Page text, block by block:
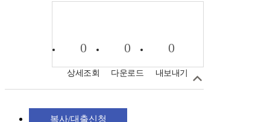
0
상세조회
0
다운로드
0
내보내기
복사/대출신청